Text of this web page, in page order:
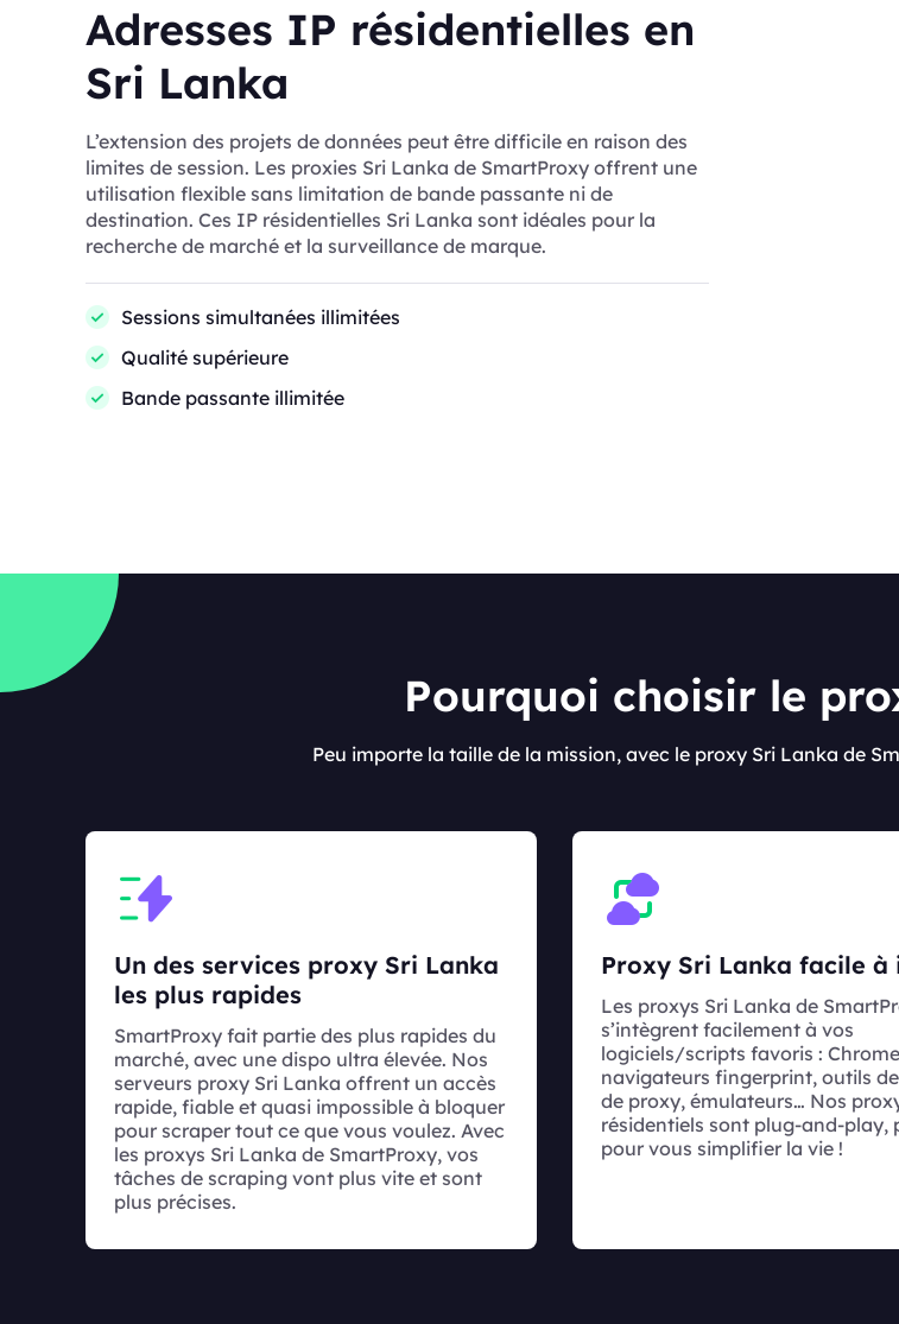
Adresses IP résidentielles en
Sri Lanka
L’extension des projets de données peut être difficile en raison des
limites de session. Les proxies Sri Lanka de SmartProxy offrent une
utilisation flexible sans limitation de bande passante ni de
destination. Ces IP résidentielles Sri Lanka sont idéales pour la
recherche de marché et la surveillance de marque.
Sessions simultanées illimitées
Qualité supérieure
Bande passante illimitée
Pourquoi choisir le
Peu importe la taille de la mission, avec le proxy Sri Lanka de
Un des services proxy Sri Lanka
les plus rapides
SmartProxy fait partie des plus rapides du
marché, avec une dispo ultra élevée. Nos
serveurs proxy Sri Lanka offrent un accès
rapide, fiable et quasi impossible à bloquer
pour scraper tout ce que vous voulez. Avec
les proxys Sri Lanka de SmartProxy, vos
tâches de scraping vont plus vite et sont
plus précises.
Proxy Sri Lanka facile à
Les proxys Sri Lanka de
s’intègrent facilement à vos
logiciels/scripts favoris :
navigateurs fingerprint, outils
de proxy, émulateurs… Nos
résidentiels sont plug-and-play,
pour vous simplifier la vie !